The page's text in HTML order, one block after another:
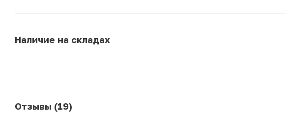
Наличие на складах
Отзывы (19)